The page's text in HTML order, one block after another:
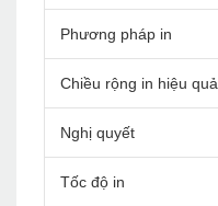
Phương pháp in
Chiều rộng in hiệu quả
Nghị quyết
Tốc độ in